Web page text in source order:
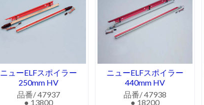
ニューELFスポイラー
250mm HV
品番/ 47937
● 13800
ニューELFスポイラー
440mm HV
品番/ 47938
● 18200